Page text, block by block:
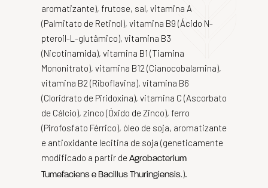
aromatizante), frutose, sal, vitamina A
(Palmitato de Retinol), vitamina B9 (Ácido N-
pteroil-L-glutâmico), vitamina B3
(Nicotinamida), vitamina B1 (Tiamina
Mononitrato), vitamina B12 (Cianocobalamina),
vitamina B2 (Riboflavina), vitamina B6
(Cloridrato de Piridoxina), vitamina C (Ascorbato
de Cálcio), zinco (Óxido de Zinco), ferro
(Pirofosfato Férrico), óleo de soja, aromatizante
e antioxidante lecitina de soja (geneticamente
modificado a partir de Agrobacterium
Tumefaciens e Bacillus Thuringiensis.).